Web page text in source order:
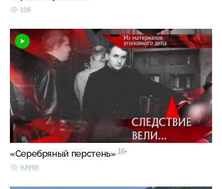
106
«Серебряный перстень» 16+
92965